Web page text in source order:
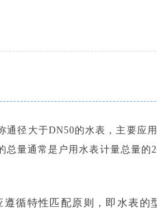
通径大于DN50的水表，主要应
总量通常是户用水表计量总量
遵循特性匹配原则，即水表